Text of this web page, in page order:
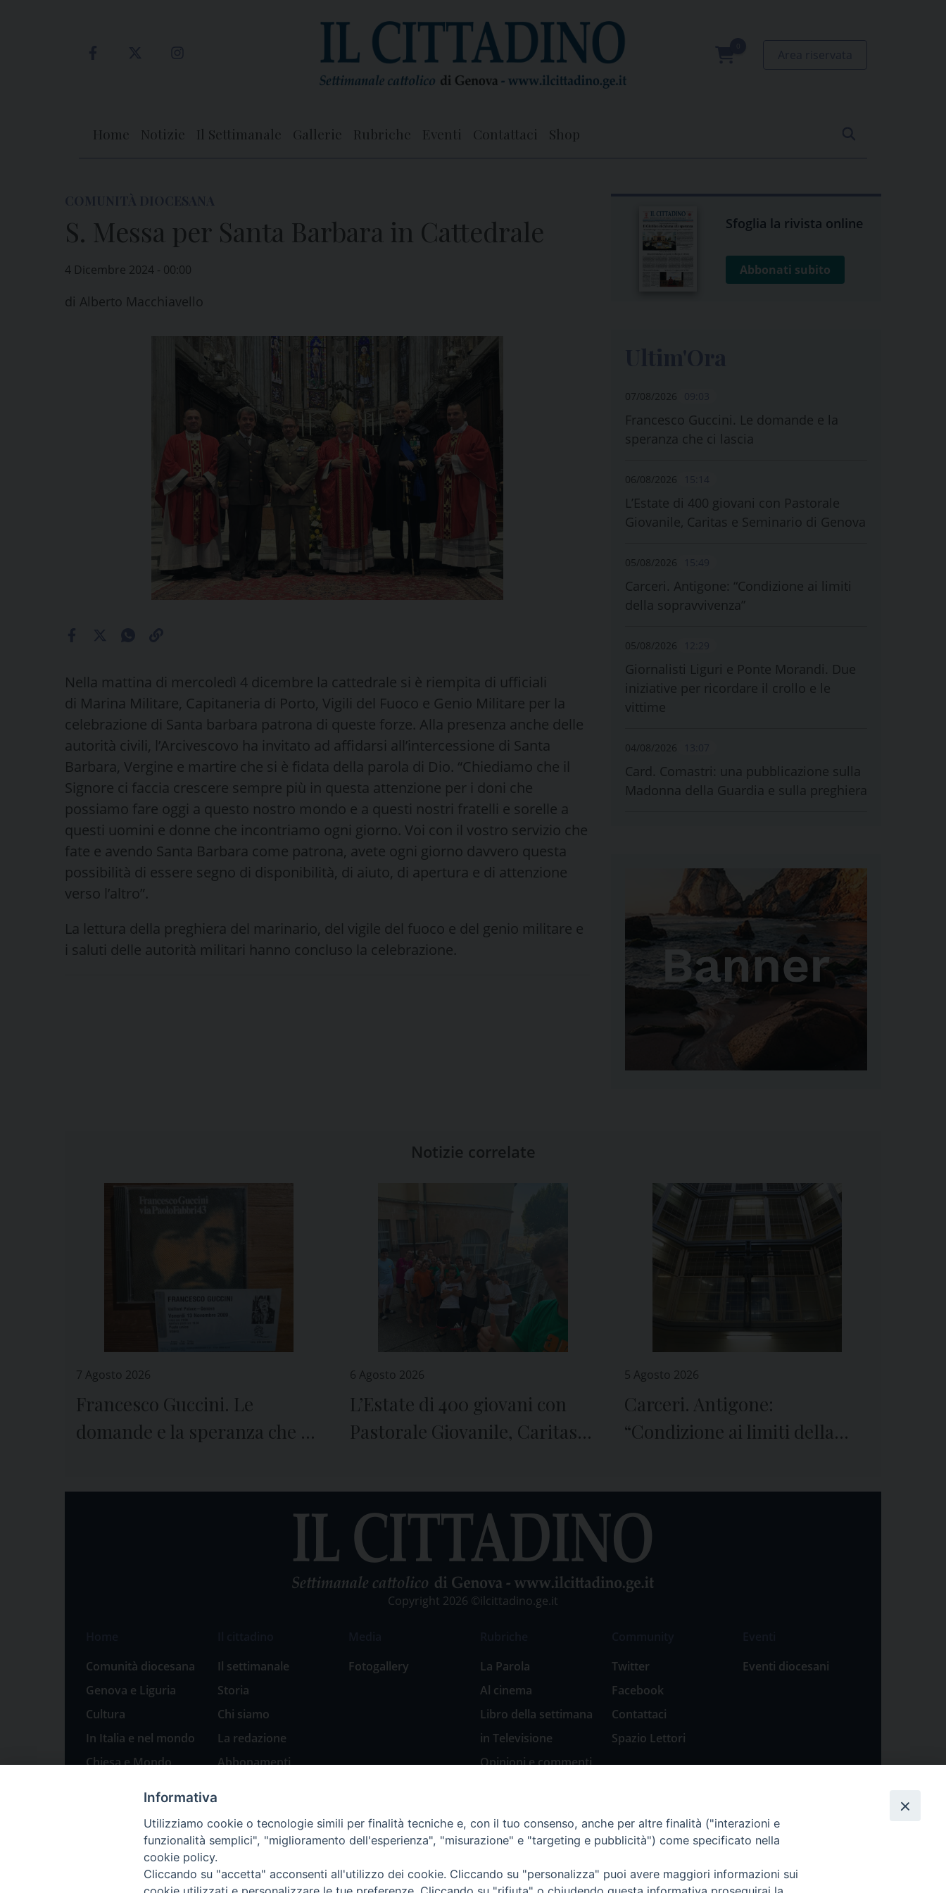
Home Notizie Il Settimanale Gallerie Rubriche Eventi Contattaci Shop
S. Messa per Santa Barbara in Cattedrale
4 Dicembre 2024 - 00:00
di Alberto Macchiavello
Nella mattina di mercoledì 4 dicembre la cattedrale si è riempita di ufficiali
di Marina Militare, Capitaneria di Porto, Vigili del Fuoco e Genio Militare per la
celebrazione di Santa barbara patrona di queste forze. Alla presenza anche delle
autorità civili, l’Arcivescovo ha invitato ad affidarsi all’intercessione di Santa
Barbara, Vergine e martire che si è fidata della parola di Dio. “Chiediamo che il
Signore ci faccia crescere sempre più in questa attenzione per i doni che
possiamo fare oggi a questo nostro mondo e a questi nostri fratelli e sorelle a
questi uomini e donne che incontriamo ogni giorno. Voi con il vostro servizio che
fate e avendo Santa Barbara come patrona, avete ogni giorno davvero questa
possibilità di essere segno di disponibilità, di aiuto, di apertura e di attenzione
verso l’altro”.
La lettura della preghiera del marinario, del vigile del fuoco e del genio militare e
i saluti delle autorità militari hanno concluso la celebrazione.
Sfoglia la rivista online
Abbonati subito
07/08/2026
Francesco Guccini. Le domande e la
speranza che ci lascia
06/08/2026
L’Estate di 400 giovani con Pastorale
Giovanile, Caritas e Seminario di Genova
05/08/2026
Carceri. Antigone: “Condizione ai limiti
della sopravvivenza”
05/08/2026
Giornalisti Liguri e Ponte Morandi. Due
iniziative per ricordare il crollo e le
vittime
04/08/2026
Card. Comastri: una pubblicazione sulla
Madonna della Guardia e sulla preghiera
Notizie correlate
7 Agosto 2026
Francesco Guccini. Le
domande e la speranza che ci
6 Agosto 2026
L’Estate di 400 giovani con
Pastorale Giovanile, Caritas e
5 Agosto 2026
Carceri. Antigone:
“Condizione ai limiti della
Copyright 2026 ©ilcittadino.ge.it
Comunità diocesana
Genova e Liguria
Cultura
In Italia e nel mondo
Chiesa e Mondo
Natale 2023: presepi
Il settimanale
Storia
Chi siamo
La redazione
Abbonamenti
Fotogallery
La Parola
Al cinema
Libro della settimana
in Televisione
Opinioni e commenti
Natale 2018: Presepi
in Diocesi
Natale 2020: Presepi
nella Diocesi di
Twitter
Facebook
Contattaci
Spazio Lettori
Eventi diocesani
Informativa
Utilizziamo cookie o tecnologie simili per finalità tecniche e, con il tuo consenso, anche per altre finalità ("interazioni e
funzionalità semplici", "miglioramento dell'esperienza", "misurazione" e "targeting e pubblicità") come specificato nella
cookie policy.
Cliccando su "accetta" acconsenti all'utilizzo dei cookie. Cliccando su "personalizza" puoi avere maggiori informazioni sui